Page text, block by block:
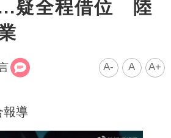
疑全程借位 陸
A- A A+
報導